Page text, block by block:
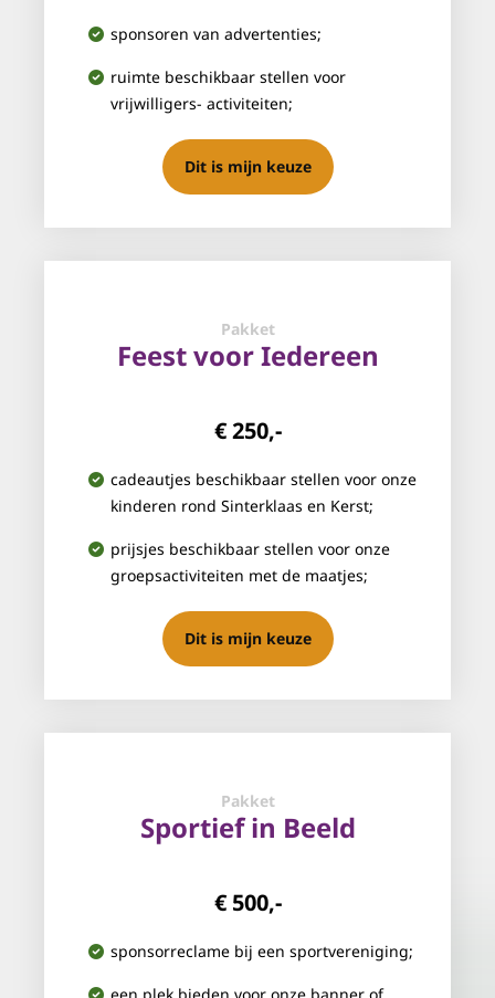
sponsoren van advertenties;
ruimte beschikbaar stellen voor
vrijwilligers- activiteiten;
Dit is mijn keuze
Pakket
Feest voor Iedereen
€ 250,-
cadeautjes beschikbaar stellen voor onze
kinderen rond Sinterklaas en Kerst;
prijsjes beschikbaar stellen voor onze
groepsactiviteiten met de maatjes;
Dit is mijn keuze
Pakket
Sportief in Beeld
€ 500,-
sponsorreclame bij een sportvereniging;